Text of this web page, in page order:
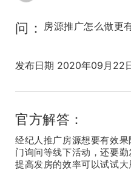
问： 房源推广怎么做更
发布日期 2020年09月22
官方解答：
经纪人推广房源想要有效
门询问等线下活动，还要
提高发房的效率可以试试大